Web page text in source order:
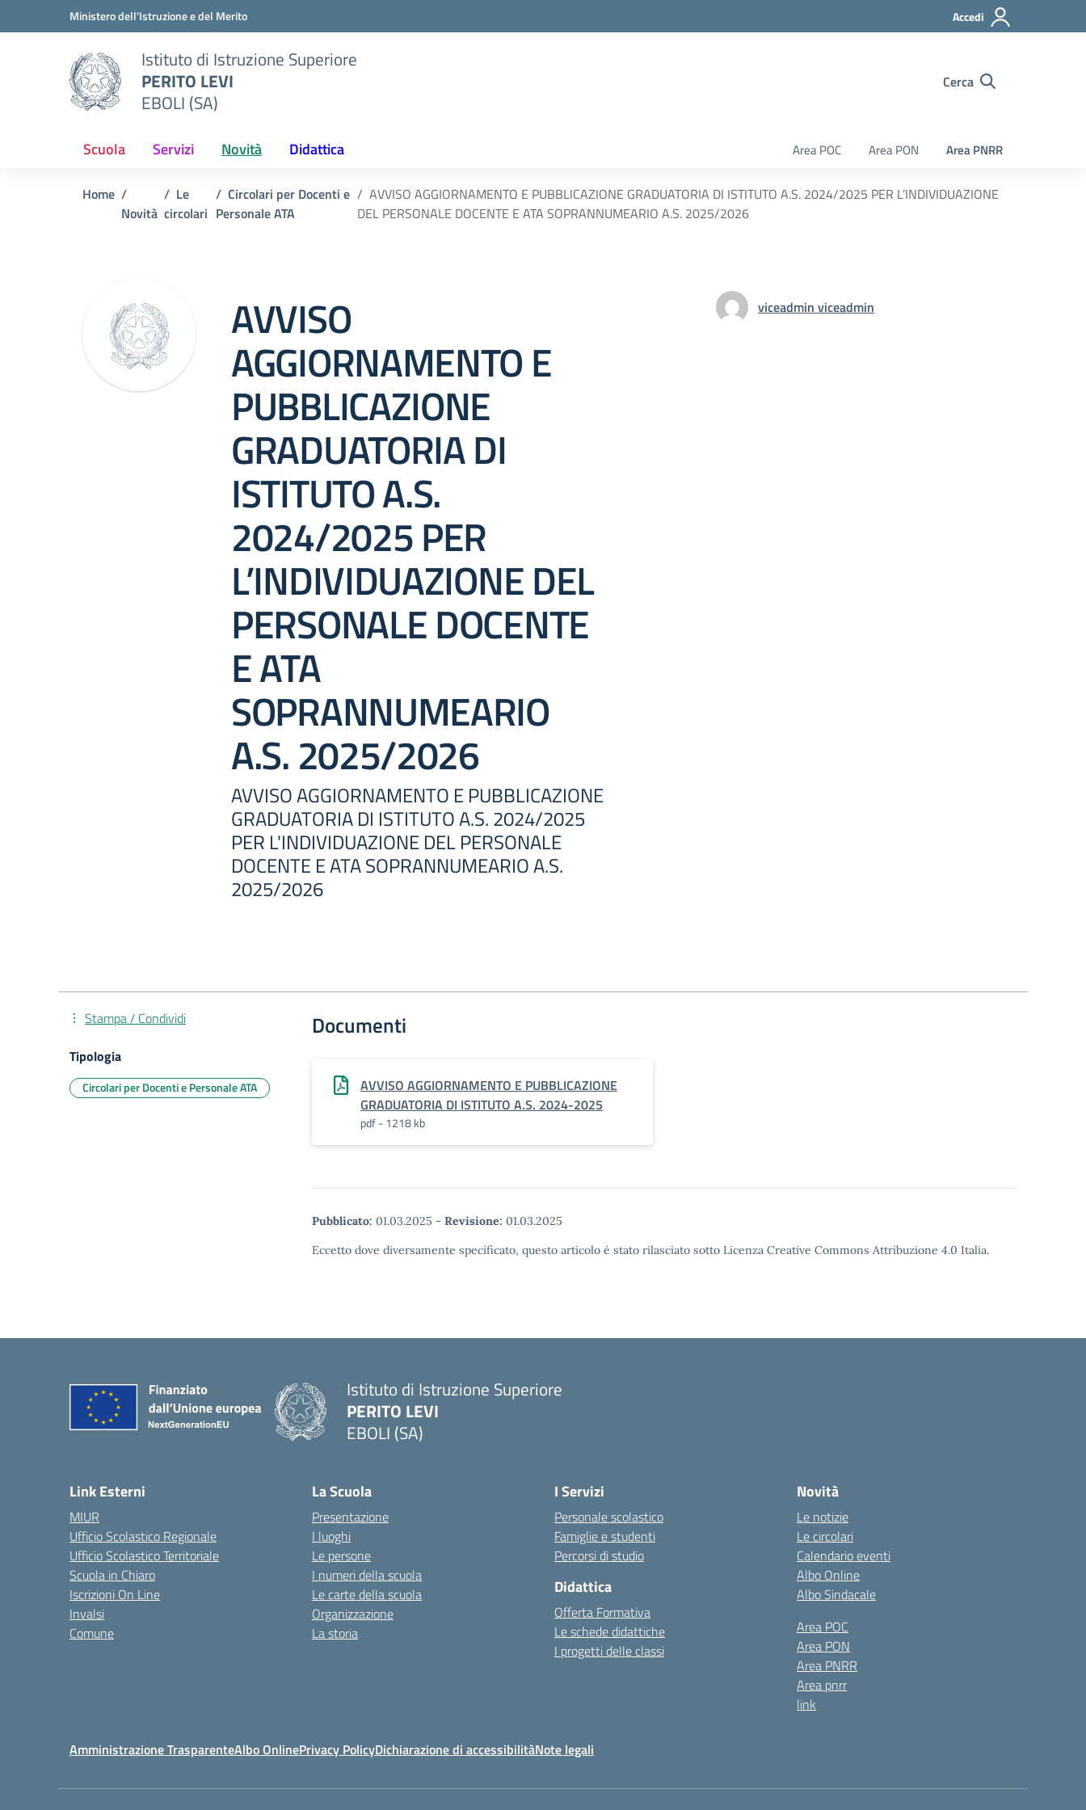
Vai ai contenuti
Vai al menu di navigazioneMinistero dell'Istruzione e del Merito Accedi
Istituto di Istruzione Superiore
PERITO LEVI
EBOLI (SA)
Cerca
Scuola Servizi Novità Didattica Area POC Area PON Area PNRR
Home
Novità
Le
circolari
Circolari per Docenti e
Personale ATA
AVVISO AGGIORNAMENTO E PUBBLICAZIONE GRADUATORIA DI ISTITUTO A.S. 2024/2025 PER L’INDIVIDUAZIONE
DEL PERSONALE DOCENTE E ATA SOPRANNUMEARIO A.S. 2025/2026
AVVISO
AGGIORNAMENTO E
PUBBLICAZIONE
GRADUATORIA DI
ISTITUTO A.S.
2024/2025 PER
L’INDIVIDUAZIONE DEL
PERSONALE DOCENTE
E ATA
SOPRANNUMEARIO
A.S. 2025/2026
AVVISO AGGIORNAMENTO E PUBBLICAZIONE
GRADUATORIA DI ISTITUTO A.S. 2024/2025
PER L'INDIVIDUAZIONE DEL PERSONALE
DOCENTE E ATA SOPRANNUMEARIO A.S.
2025/2026
viceadmin viceadmin
Documenti
AVVISO AGGIORNAMENTO E PUBBLICAZIONE
GRADUATORIA DI ISTITUTO A.S. 2024-2025
pdf - 1218 kb
Pubblicato: 01.03.2025 - Revisione: 01.03.2025
Eccetto dove diversamente specificato, questo articolo è stato rilasciato sotto Licenza Creative Commons Attribuzione 4.0 Italia.
Stampa / Condividi
Tipologia
Circolari per Docenti e Personale ATA
Istituto di Istruzione Superiore
PERITO LEVI
EBOLI (SA)
Link Esterni
MIUR
Ufficio Scolastico Regionale
Ufficio Scolastico Territoriale
Scuola in Chiaro
Iscrizioni On Line
Invalsi
Comune
La Scuola
Presentazione
I luoghi
Le persone
I numeri della scuola
Le carte della scuola
Organizzazione
La storia
I Servizi
Personale scolastico
Famiglie e studenti
Percorsi di studio
Didattica
Offerta Formativa
Le schede didattiche
I progetti delle classi
Novità
Le notizie
Le circolari
Calendario eventi
Albo Online
Albo Sindacale
Area POC
Area PON
Area PNRR
Area pnrr
link
Amministrazione TrasparenteAlbo OnlinePrivacy PolicyDichiarazione di accessibilitàNote legali